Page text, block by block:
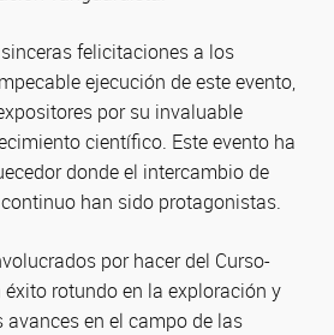
felicitaciones a los
ejecución de este evento,
por su invaluable
científico. Este evento ha
donde el intercambio de
han sido protagonistas.
por hacer del Curso-
rotundo en la exploración y
en el campo de las